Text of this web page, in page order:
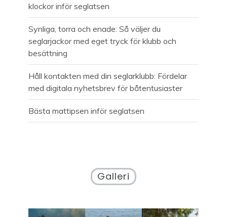
klockor inför seglatsen
Synliga, torra och enade: Så väljer du
seglarjackor med eget tryck för klubb och
besättning
Håll kontakten med din seglarklubb: Fördelar
med digitala nyhetsbrev för båtentusiaster
Bästa mattipsen inför seglatsen
Galleri